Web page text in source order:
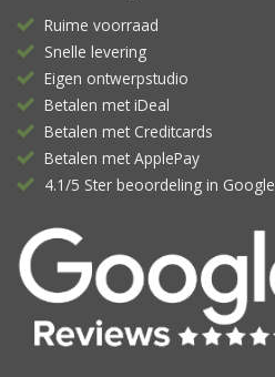
Ruime voorraad
Snelle levering
Eigen ontwerpstudio
Betalen met iDeal
Betalen met Creditcards
Betalen met ApplePay
4.1/5 Ster beoordeling in Google